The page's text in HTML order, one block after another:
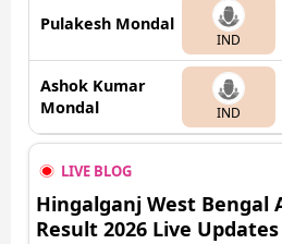
Pulakesh Mondal
IND
Ashok Kumar
Mondal
IND
LIVE BLOG
Hingalganj West Bengal
Result 2026 Live Updates